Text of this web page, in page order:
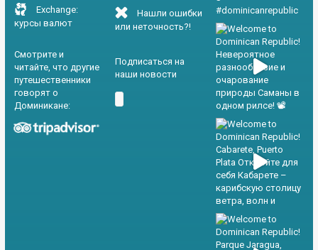
Exchange:
курсы валют
Смотрите и
читайте, что другие
путешественники
говорят о
Доминикане:
Нашли ошибки
или неточность?!
Подписаться на
наши новости